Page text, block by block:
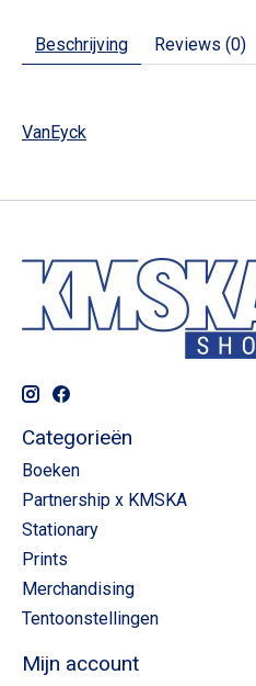
Beschrijving Reviews (0)
VanEyck
Categorieën
Boeken
Partnership x KMSKA
Stationary
Prints
Merchandising
Tentoonstellingen
Mijn account